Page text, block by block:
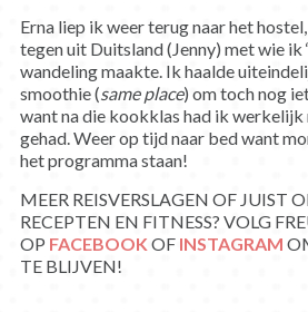
Erna liep ik weer terug naar het
tegen uit Duitsland (Jenny) met wie ik
wandeling maakte. Ik haalde
smoothie (same place) om toch nog
want na die kookklas had ik werkelijk
gehad. Weer op tijd naar bed want
het programma staan!
MEER REISVERSLAGEN OF JUIST
RECEPTEN EN FITNESS? VOLG
OP FACEBOOK OF INSTAGRAM
TE BLIJVEN!